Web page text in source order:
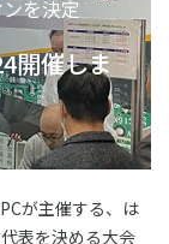
を決定
開催しま
が主催する、は
表を決める大会